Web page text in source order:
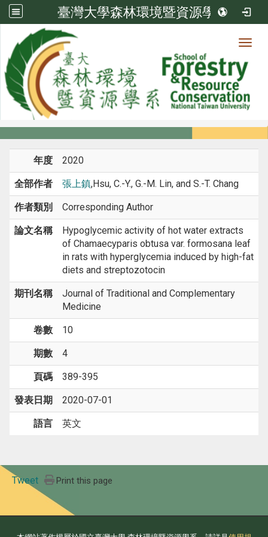
臺灣大學森林環境暨資源學系
系所成員
系所成員
年度 2020
全部作者 張上鎮,Hsu, C.-Y., G.-M. Lin, and S.-T. Chang
作者類別 Corresponding Author
論文名稱
Hypoglycemic activity of hot water extracts
of Chamaecyparis obtusa var. formosana leaf
in rats with hyperglycemia induced by high-fat
diets and streptozotocin
期刊名稱
Journal of Traditional and Complementary
Medicine
卷數 10
期數 4
頁碼 389-395
發表日期 2020-07-01
語言 英文
Tweet Print this page